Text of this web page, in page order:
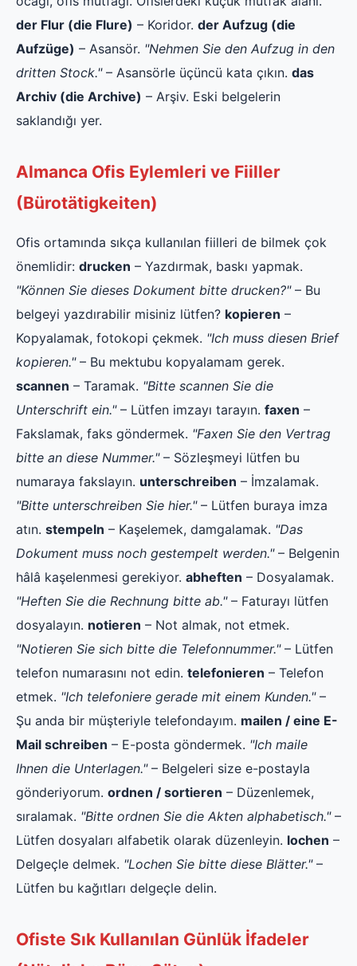
der Flur (die Flure) – Koridor. der Aufzug (die
Aufzüge) – Asansör. "Nehmen Sie den Aufzug in den
dritten Stock."– Asansörle üçüncü kata çıkın. das
Archiv (die Archive) – Arşiv. Eski belgelerin
saklandığı yer.
Almanca Ofis Eylemleri ve Fiiller
(Bürotätigkeiten)
Ofis ortamında sıkça kullanılan fiilleri de bilmek çok
önemlidir: drucken – Yazdırmak, baskı yapmak.
"Können Sie dieses Dokument bitte drucken?"– Bu
belgeyi yazdırabilir misiniz lütfen? kopieren –
Kopyalamak, fotokopi çekmek. "Ich muss diesen Brief
kopieren."– Bu mektubu kopyalamam gerek.
scannen – Taramak. "Bitte scannen Sie die
Unterschrift ein."– Lütfen imzayı tarayın. faxen –
Fakslamak, faks göndermek. "Faxen Sie den Vertrag
bitte an diese Nummer."– Sözleşmeyi lütfen bu
numaraya fakslayın. unterschreiben – İmzalamak.
"Bitte unterschreiben Sie hier."– Lütfen buraya imza
atın. stempeln – Kaşelemek, damgalamak. "Das
Dokument muss noch gestempelt werden."– Belgenin
hâlâ kaşelenmesi gerekiyor. abheften – Dosyalamak.
"Heften Sie die Rechnung bitte ab."– Faturayı lütfen
dosyalayın. notieren – Not almak, not etmek.
"Notieren Sie sich bitte die Telefonnummer."– Lütfen
telefon numarasını not edin. telefonieren – Telefon
etmek. "Ich telefoniere gerade mit einem Kunden."–
Şu anda bir müşteriyle telefondayım. mailen / eine E-
Mail schreiben – E-posta göndermek. "Ich maile
Ihnen die Unterlagen."– Belgeleri size e-postayla
gönderiyorum. ordnen / sortieren – Düzenlemek,
sıralamak. "Bitte ordnen Sie die Akten alphabetisch."–
Lütfen dosyaları alfabetik olarak düzenleyin. lochen –
Delgeçle delmek. "Lochen Sie bitte diese Blätter."–
Lütfen bu kağıtları delgeçle delin.
Ofiste Sık Kullanılan Günlük İfadeler